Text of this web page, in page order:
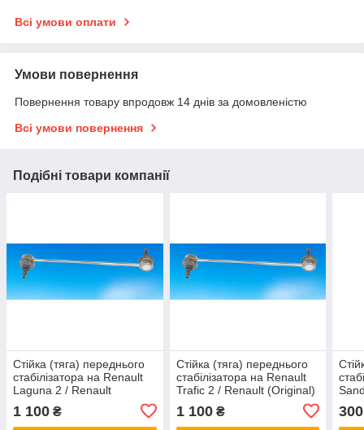
Всі умови оплати
Умови повернення
Повернення товару впродовж 14 днів за домовленістю
Всі умови повернення
Подібні товари компанії
Стійка (тяга) переднього
стабілізатора на Renault
Laguna 2 / Renault
1 100 ₴
Стійка (тяга) переднього
стабілізатора на Renault
Trafic 2 / Renault (Original)
1 100₴ 300